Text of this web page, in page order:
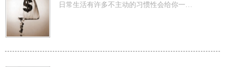
日常生活有许多不主动的习惯性会给你一直处在漏财中，要想要个好的运程那还要留意日常生活的每一小关键点。